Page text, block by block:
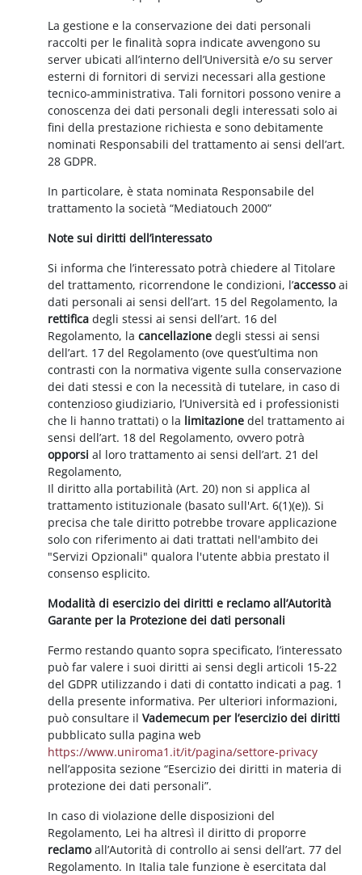
La gestione e la conservazione dei dati personali
raccolti per le finalità sopra indicate avvengono su
server ubicati all’interno dell’Università e/o su server
esterni di fornitori di servizi necessari alla gestione
tecnico-amministrativa. Tali fornitori possono venire a
conoscenza dei dati personali degli interessati solo ai
fini della prestazione richiesta e sono debitamente
nominati Responsabili del trattamento ai sensi dell’art.
28 GDPR.
In particolare, è stata nominata Responsabile del
trattamento la società “Mediatouch 2000”
Note sui diritti dell’interessato
Si informa che l’interessato potrà chiedere al Titolare
del trattamento, ricorrendone le condizioni, l’accessoai
dati personali ai sensi dell’art. 15 del Regolamento, la
rettificadegli stessi ai sensi dell’art. 16 del
Regolamento, lacancellazione degli stessi ai sensi
dell’art. 17 del Regolamento (ove quest’ultima non
contrasti con la normativa vigente sulla conservazione
dei dati stessi e con la necessità di tutelare, in caso di
contenzioso giudiziario, l’Università ed i professionisti
che li hanno trattati) o la limitazione del trattamento ai
sensi dell’art. 18 del Regolamento, ovvero potrà
opporsi al loro trattamento ai sensi dell’art. 21 del
Regolamento,
Il diritto alla portabilità (Art. 20) non si applica al
trattamento istituzionale (basato sull'Art. 6(1)(e)). Si
precisa che tale diritto potrebbe trovare applicazione
solo con riferimento ai dati trattati nell'ambito dei
"Servizi Opzionali" qualora l'utente abbia prestato il
consenso esplicito.
Modalità di esercizio dei diritti e reclamo all’Autorità
Garante per la Protezione dei dati personali
Fermo restando quanto sopra specificato, l’interessato
può far valere i suoi diritti ai sensi degli articoli 15-22
del GDPR utilizzando i dati di contatto indicati a pag. 1
della presente informativa. Per ulteriori informazioni,
può consultare ilVademecum per l’esercizio dei diritti
pubblicato sulla pagina web
https://www.uniroma1.it/it/pagina/settore-privacy
nell’apposita sezione “Esercizio dei diritti in materia di
protezione dei dati personali”.
In caso di violazione delle disposizioni del
Regolamento, Lei ha altresì il diritto di proporre
reclamoall’Autorità di controllo ai sensi dell’art. 77 del
Regolamento. In Italia tale funzione è esercitata dal